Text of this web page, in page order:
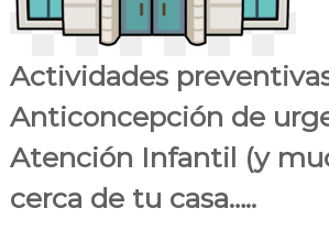
d
Actividades
Anticoncepción de
Atención Infantil (y
cerca de tu casa…..